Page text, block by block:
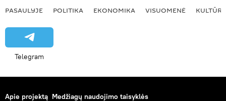
PASAULYJE POLITIKA EKONOMIKA VISUOMENĖ KULTŪRA
Telegram
Apie projektą Medžiagų naudojimo taisyklės